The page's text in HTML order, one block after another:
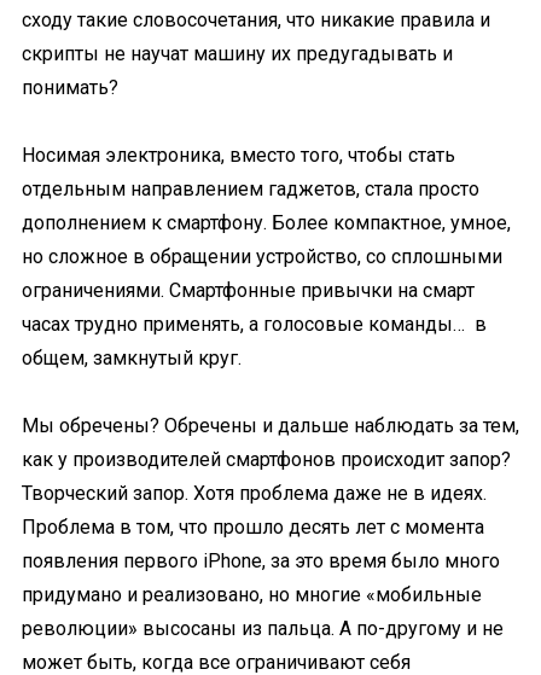
сходу такие словосочетания, что никакие правила и
скрипты не научат машину их предугадывать и
понимать?
Носимая электроника, вместо того, чтобы стать
отдельным направлением гаджетов, стала просто
дополнением к смартфону. Более компактное, умное,
но сложное в обращении устройство, со сплошными
ограничениями. Смартфонные привычки на смарт
часах трудно применять, а голосовые команды… в
общем, замкнутый круг.
Мы обречены? Обречены и дальше наблюдать за тем,
как у производителей смартфонов происходит запор?
Творческий запор. Хотя проблема даже не в идеях.
Проблема в том, что прошло десять лет с момента
появления первого iPhone, за это время было много
придумано и реализовано, но многие «мобильные
революции» высосаны из пальца. А по-другому и не
может быть, когда все ограничивают себя